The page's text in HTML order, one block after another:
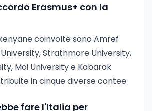
Erasmus+ con la
coinvolte sono Amref
Strathmore University,
Moi University e Kabarak
in cinque diverse contee.
fare l'Italia per